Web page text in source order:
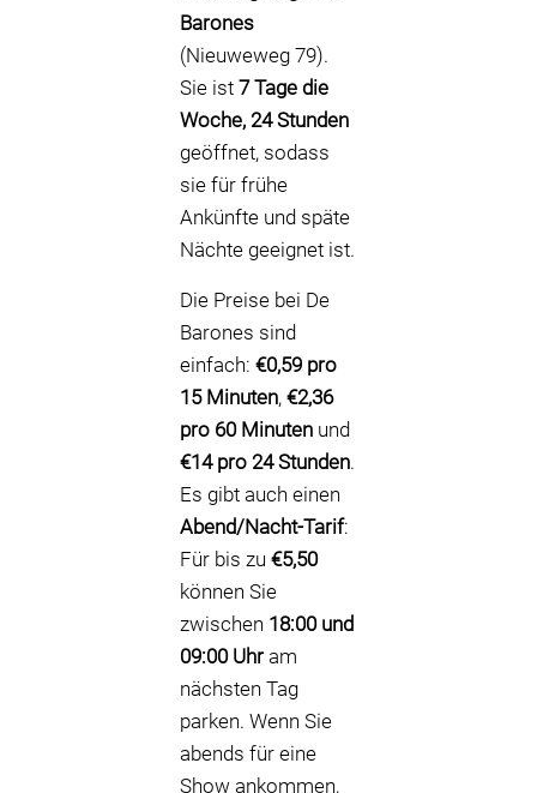
Barones
(Nieuweweg 79).
Sie ist 7 Tage die
Woche, 24 Stunden
geöffnet, sodass
sie für frühe
Ankünfte und späte
Nächte geeignet ist.
Die Preise bei De
Barones sind
einfach: €0,59 pro
15 Minuten, €2,36
pro 60 Minuten und
€14 pro 24 Stunden.
Es gibt auch einen
Abend/Nacht-Tarif:
Für bis zu €5,50
können Sie
zwischen 18:00 und
09:00 Uhram
nächsten Tag
parken. Wenn Sie
abends für eine
Show ankommen,